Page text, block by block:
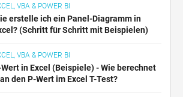
VBA & POWER BI
erstelle ich ein Panel-Diagramm in
(Schritt für Schritt mit Beispielen)
VBA & POWER BI
in Excel (Beispiele) - Wie berechnet
den P-Wert im Excel T-Test?